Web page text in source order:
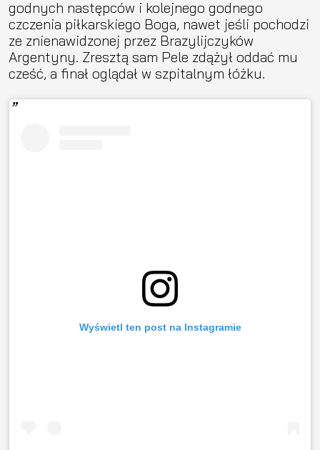
godnych następców i kolejnego godnego
czczenia piłkarskiego Boga, nawet jeśli pochodzi
ze znienawidzonej przez Brazylijczyków
Argentyny. Zresztą sam Pele zdążył oddać mu
cześć, a finał oglądał w szpitalnym łóżku.
Wyświetl ten post na Instagramie